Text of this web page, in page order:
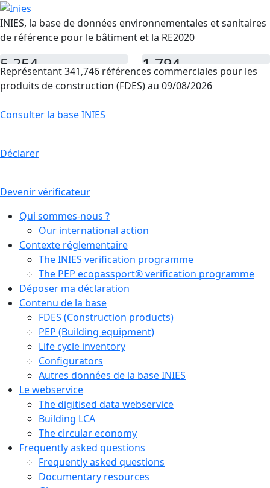
INIES, la base de données environnementales et sanitaires
de référence pour le bâtiment et la RE2020
5,254
FDES
1,794
PEP
Représentant 341,746 références commerciales pour les
produits de construction (FDES) au 09/08/2026
Consulter la base INIES
Déclarer
Devenir vérificateur
Qui sommes-nous ?
Our international action
Contexte réglementaire
The INIES verification programme
The PEP ecopassport® verification programme
Déposer ma déclaration
Contenu de la base
FDES (Construction products)
PEP (Building equipment)
Life cycle inventory
Configurators
Autres données de la base INIES
Le webservice
The digitised data webservice
Building LCA
The circular economy
Frequently asked questions
Frequently asked questions
Documentary resources